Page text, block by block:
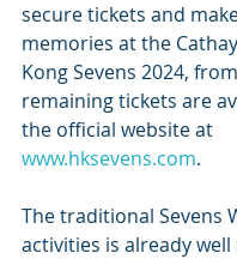
secure tickets and
memories at the
Kong Sevens 2024,
remaining tickets are
the official website at
www.hksevens.com.
The traditional Sevens
activities is already well